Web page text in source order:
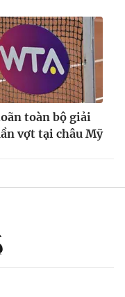
toàn bộ giải
vợt tại châu Mỹ